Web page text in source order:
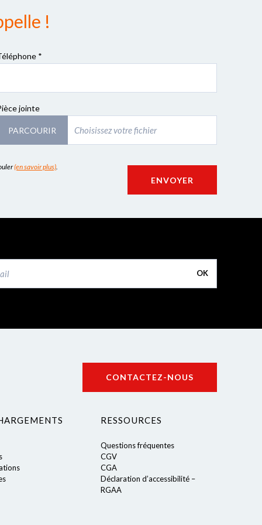
!
*
jointe
PARCOURIR
(en savoir plus).
ENVOYER
OK
CONTACTEZ-NOUS
RESSOURCES
Questions fréquentes
CGV
CGA
Déclaration d’accessibilité –
RGAA